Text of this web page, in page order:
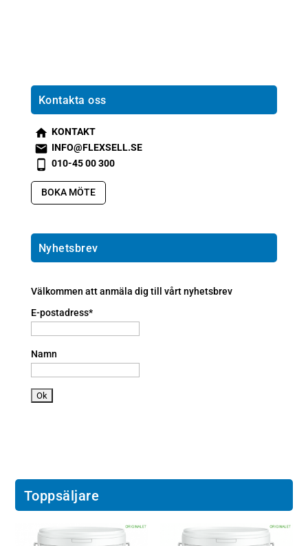
Kontakta oss
s
m
t2
o
e
ic
o
KONTAKT
s
m
t1
e
ai
ic
n
INFO@FLEXSELL.SE
s
m
t2
h
o
n
a
dr
oi
ic
o
n
010-45 00 300
BOKA MÖTE
Nyhetsbrev
Välkommen att anmäla dig till vårt nyhetsbrev
E-postadress*
Namn
Toppsäljare